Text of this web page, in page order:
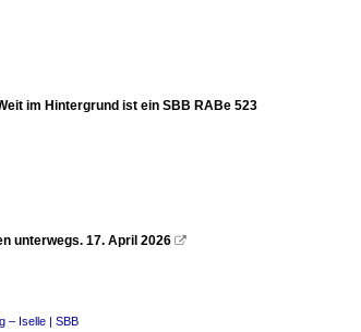
im Hintergrund ist ein SBB RABe 523
unterwegs. 17. April 2026 
– Iselle | SBB